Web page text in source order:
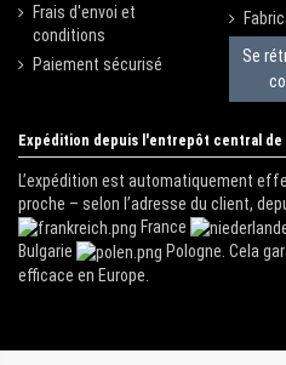
Frais d'envoi et
conditions
Paiement sécurisé
Se
Expédition depuis l'entrepôt central de
L’expédition est automatiquement
proche – selon l’adresse du client,
France
Bulgarie
Pologne. Cela
efficace en Europe.